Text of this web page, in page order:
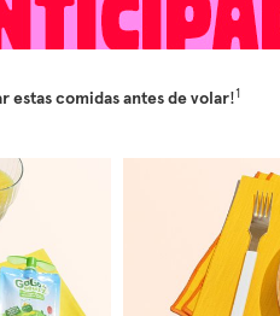
estas comidas antes de volar!1